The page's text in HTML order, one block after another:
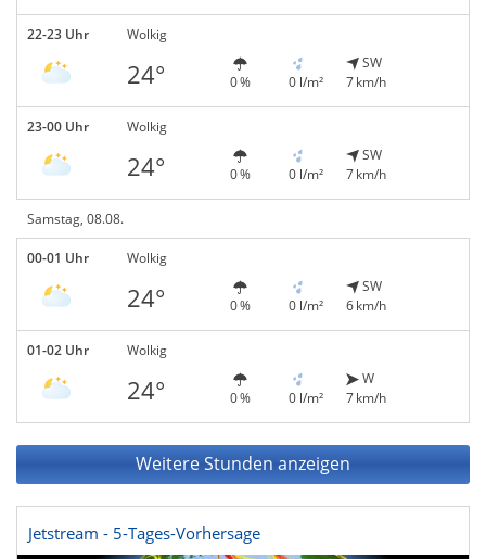
22-23 Uhr Wolkig
24° 0 % 0 l/m²
SW
7 km/h
23-00 Uhr Wolkig
24° 0 % 0 l/m²
SW
7 km/h
Samstag, 08.08.
00-01 Uhr Wolkig
24° 0 % 0 l/m²
SW
6 km/h
01-02 Uhr Wolkig
24° 0 % 0 l/m²
W
7 km/h
Weitere Stunden anzeigen
Jetstream - 5-Tages-Vorhersage